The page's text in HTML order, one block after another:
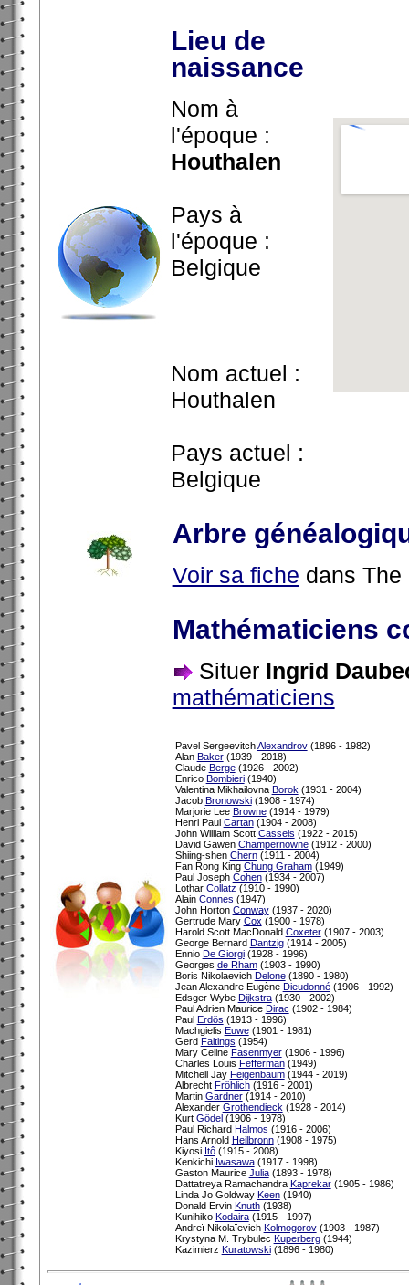
Lieu de
naissance
Nom à
l'époque :
Houthalen
Pays à
l'époque :
Belgique
Nom actuel :
Houthalen
Pays actuel :
Belgique
Arbre
Voir sa fiche dans
Mathématiciens
Situer Ingrid
mathématiciens
Pavel SergeevitchAlexandrov(1896 - 1982)
Alan Baker(1939 - 2018)
Claude Berge(1926 - 2002)
Enrico Bombieri(1940)
Valentina Mikhailovna Borok (1931 - 2004)
Jacob Bronowski(1908 - 1974)
Marjorie Lee Browne(1914 - 1979)
Henri Paul Cartan(1904 - 2008)
John William Scott Cassels (1922 - 2015)
David Gawen Champernowne(1912 - 2000)
Shiing-shen Chern(1911 - 2004)
Fan Rong King Chung Graham(1949)
Paul Joseph Cohen(1934 - 2007)
Lothar Collatz (1910 - 1990)
Alain Connes (1947)
John Horton Conway(1937 - 2020)
Gertrude Mary Cox (1900 - 1978)
Harold Scott MacDonald Coxeter(1907 - 2003)
George Bernard Dantzig(1914 - 2005)
Ennio De Giorgi(1928 - 1996)
Georges de Rham(1903 - 1990)
Boris Nikolaevich Delone(1890 - 1980)
Jean Alexandre Eugène Dieudonné(1906 - 1992)
Edsger Wybe Dijkstra(1930 - 2002)
Paul Adrien Maurice Dirac (1902 - 1984)
Paul Erdös (1913 - 1996)
Machgielis Euwe(1901 - 1981)
Gerd Faltings (1954)
Mary Celine Fasenmyer(1906 - 1996)
Charles Louis Fefferman(1949)
Mitchell Jay Feigenbaum(1944 - 2019)
Albrecht Fröhlich(1916 - 2001)
Martin Gardner(1914 - 2010)
Alexander Grothendieck (1928 - 2014)
Kurt Gödel(1906 - 1978)
Paul Richard Halmos (1916 - 2006)
Hans Arnold Heilbronn(1908 - 1975)
Kiyosi Itô(1915 - 2008)
Kenkichi Iwasawa(1917 - 1998)
Gaston Maurice Julia(1893 - 1978)
Dattatreya Ramachandra Kaprekar(1905 - 1986)
Linda Jo Goldway Keen(1940)
Donald Ervin Knuth(1938)
Kunihiko Kodaira(1915 - 1997)
Andreï Nikolaïevich Kolmogorov(1903 - 1987)
Krystyna M. Trybulec Kuperberg(1944)
Kazimierz Kuratowski(1896 - 1980)